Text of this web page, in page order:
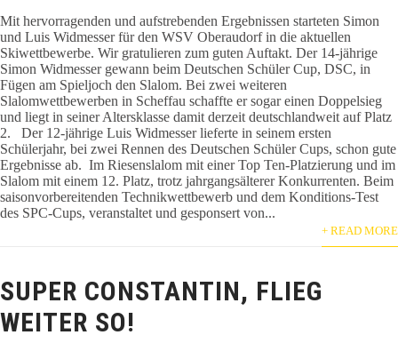
Mit hervorragenden und aufstrebenden Ergebnissen starteten Simon
und Luis Widmesser für den WSV Oberaudorf in die aktuellen
Skiwettbewerbe. Wir gratulieren zum guten Auftakt. Der 14-jährige
Simon Widmesser gewann beim Deutschen Schüler Cup, DSC, in
Fügen am Spieljoch den Slalom. Bei zwei weiteren
Slalomwettbewerben in Scheffau schaffte er sogar einen Doppelsieg
und liegt in seiner Altersklasse damit derzeit deutschlandweit auf Platz
2. Der 12-jährige Luis Widmesser lieferte in seinem ersten
Schülerjahr, bei zwei Rennen des Deutschen Schüler Cups, schon gute
Ergebnisse ab. Im Riesenslalom mit einer Top Ten-Platzierung und im
Slalom mit einem 12. Platz, trotz jahrgangsälterer Konkurrenten. Beim
saisonvorbereitenden Technikwettbewerb und dem Konditions-Test
des SPC-Cups, veranstaltet und gesponsert von...
+ READ MORE
SUPER CONSTANTIN, FLIEG
WEITER SO!